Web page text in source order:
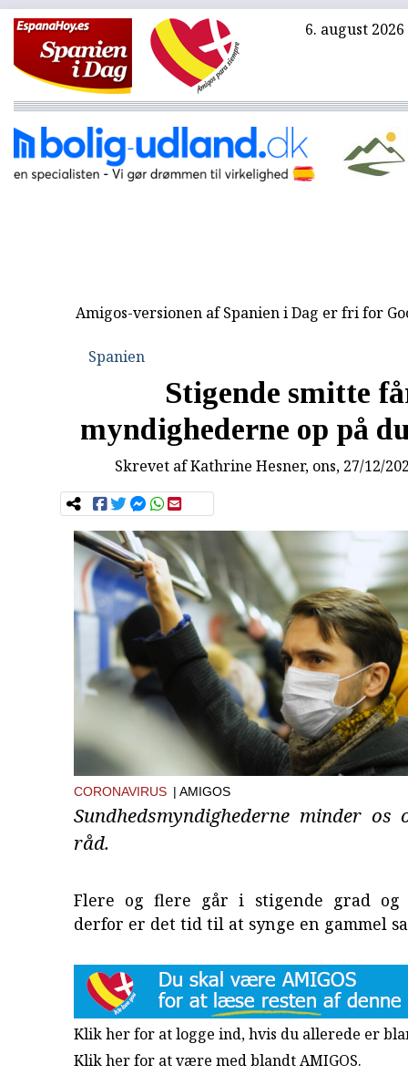
6. august 2026
Amigos-versionen af Spanien i Dag er fri for
Spanien
Stigende smitte
myndighederne op på
Skrevet afKathrine Hesner, ons, 27/12/
CORONAVIRUS | AMIGOS
Sundhedsmyndighederne minder os
råd.
Flere og flere går i stigende grad og
derfor er det tid til at synge en gammel
Klik her for at logge ind, hvis du allerede er
Klik her for at være med blandt AMIGOS.